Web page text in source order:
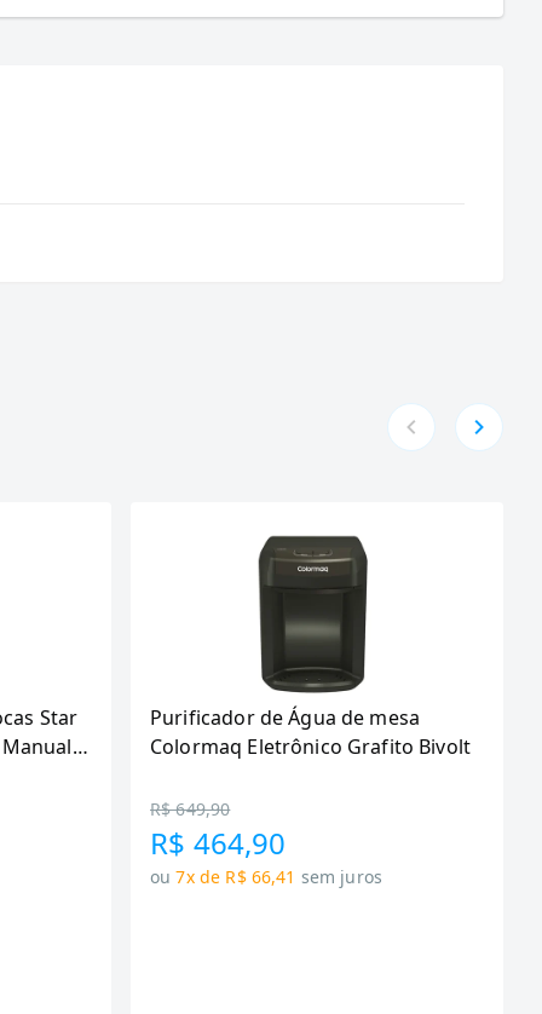
Star
Purificador de Água de mesa
Colormaq Eletrônico Grafito Bivolt
R$ 649,90
R$ 464,90
ou 7x de R$ 66,41 sem juros